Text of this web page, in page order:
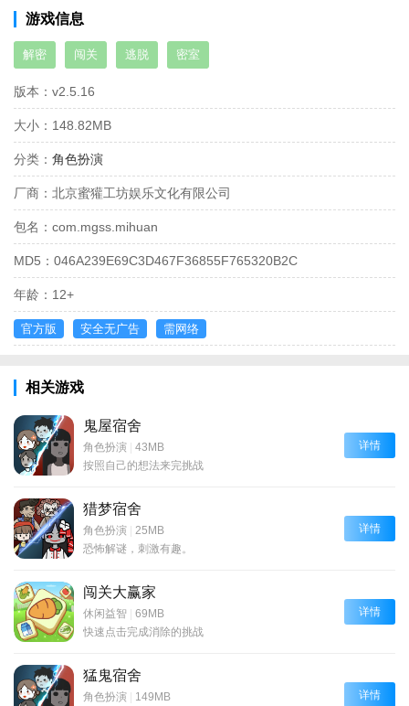
游戏信息
解密 闯关 逃脱 密室
版本： v2.5.16
大小： 148.82MB
分类： 角色扮演
厂商： 北京蜜獾工坊娱乐文化有限公司
包名： com.mgss.mihuan
MD5： 046A239E69C3D467F36855F765320B2C
年龄： 12+
官方版 安全无广告 需网络
相关游戏
鬼屋宿舍
角色扮演 | 43MB
按照自己的想法来完挑战
详情
猎梦宿舍
角色扮演 | 25MB
恐怖解谜，刺激有趣。
详情
闯关大赢家
休闲益智 | 69MB
快速点击完成消除的挑战
详情
猛鬼宿舍
角色扮演 | 149MB
详情